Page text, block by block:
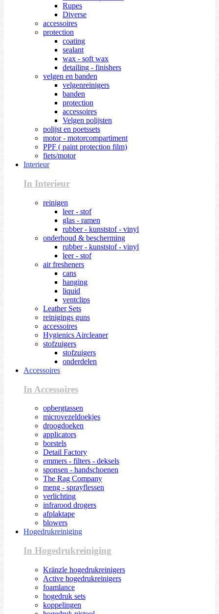
Rupes
Diverse
accessoires
protection
coating
sealant
wax - soft wax
detailing - finishers
velgen en banden
velgenreinigers
banden
protection
accessoires
Velgen polijsten
polijst en poetssets
motor - motorcompartiment
PPF ( paint protection film)
fiets/motor
Interieur
In Interieur
reinigen
leer - stof
glas - ramen
rubber - kunststof - vinyl
onderhoud & bescherming
rubber - kunststof - vinyl
leer - stof
air fresheners
cans
hanging
liquid
ventclips
Leather Sets
reinigings guns
accessoires
Hygienics Aircleaner
stofzuigers
stofzuigers
onderdelen
Accessoires
In Accessoires
opbergtassen
microvezeldoekjes
droogdoeken
applicators
borstels
Detail Factory
emmers - filters - deksels
sponsen - handschoenen
The Rag Company
meng - sprayflessen
verlichting
infrarood drogers
afplaktape
blowers
Hogedrukreiniging
In Hogedrukreiniging
Kränzle hogedrukreinigers
Active hogedrukreinigers
foamlance
hogedruk sets
koppelingen